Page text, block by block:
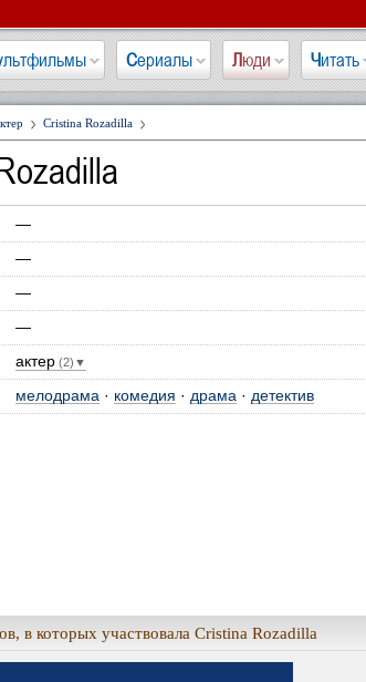
Сериалы Люди Читать
Cristina Rozadilla
—
—
—
—
актер (2)▼
мелодрама · комедия · драма · детектив
в которых участвовала Cristina Rozadilla